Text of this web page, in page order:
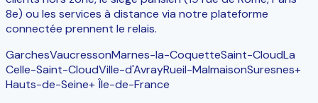
8e) ou les services à distance via notre plateforme
connectée prennent le relais.
GarchesVaucressonMarnes-la-CoquetteSaint-CloudLa
Celle-Saint-CloudVille-d'AvrayRueil-MalmaisonSuresnes+
Hauts-de-Seine+ Île-de-France